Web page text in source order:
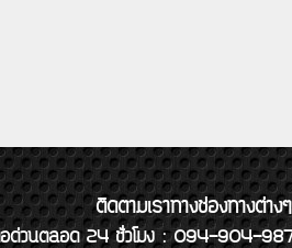
ติดตามเราทางช่องทางต่าง
ด่วนตลอด 24 ชั่วโมง : 094-904-